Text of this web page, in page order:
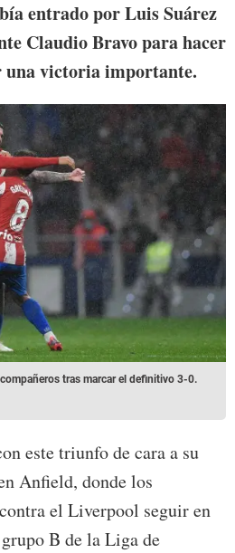
entrado por Luis Suárez
Claudio Bravo para hacer
una victoria importante.
tras marcar el definitivo 3-0.
este triunfo de cara a su
Anfield, donde los
el Liverpool seguir en
B de la Liga de